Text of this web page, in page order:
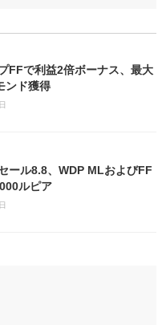
FFで利益2倍ボーナス、最大
ンド獲得
ール8.8、WDP MLおよびFF
ルピア